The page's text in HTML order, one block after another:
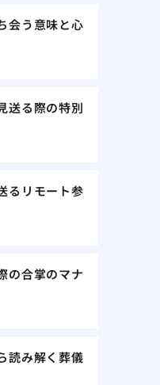
会う意味と心
送る際の特別
るリモート参
の合掌のマナ
読み解く葬儀